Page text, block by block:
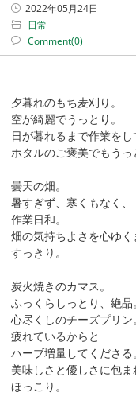
2022年05月24日
日常
Comment(0)
夕暮れのもち麦刈り。
空が綺麗でうっとり。
日が暮れるまで作業をし
ホタルのご褒美でもうっ
曇天の畑。
暑すぎず、寒くもなく、
作業日和。
畑の気持ちよさを心ゆく
すっきり。
炭火焼きのカマス。
ふっくらしっとり、絶品。
心尽くしのチーズプリン。
疲れているからと
ハーブ増量してくださる。
美味しさと優しさに包ま
ほっこり。